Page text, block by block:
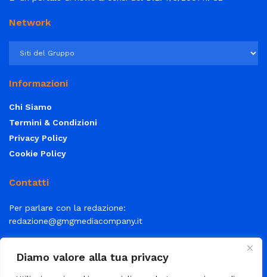
Diamo valore alla tua privacy
Network
Informazioni
Chi Siamo
Termini & Condizioni
Privacy Policy
Cookie Policy
Contatti
Per parlare con la redazione:
redazione@gmgmediacompany.it